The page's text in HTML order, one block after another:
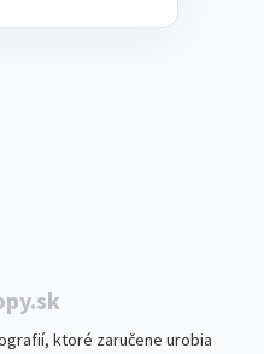
ktoré zaručene urobia